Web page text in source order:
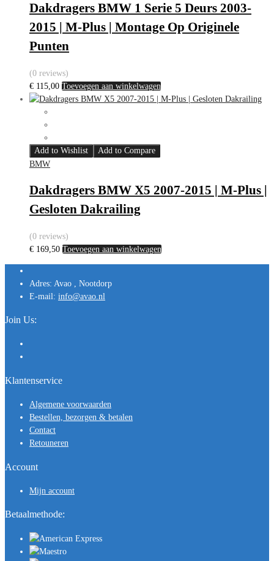
Dakdragers BMW 1 Serie 5 Deurs 2003-
2015 | M-Plus | Montage Op Originele
Punten
(0 reviews)
€ 115,00 Toevoegen aan winkelwagen
Add to Wishlist
Add to Compare
BMW
Dakdragers BMW X5 2007-2015 | M-Plus |
Gesloten Dakrailing
(0 reviews)
€ 169,50 Toevoegen aan winkelwagen
Adres: Avao , Nootdorp
E-mail: info@avao.nl
Join Us:
Klantenservice
Algemene voorwaarden
Bestellen, bezorgen & betalen
Contact
Retouneren
Account
Mijn account
Betaalmethode: